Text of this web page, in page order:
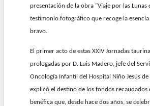
presentación de la obra "Viaje por las Lunas
testimonio fotográfico que recoge la
bravo.
El primer acto de estas XXIV Jornadas
prologadas por D. Luis Madero, jefe del
Oncología Infantil del Hospital Niño Jesús
explicó el destino de los fondos recaudados
benéfica que, desde hace dos años, se